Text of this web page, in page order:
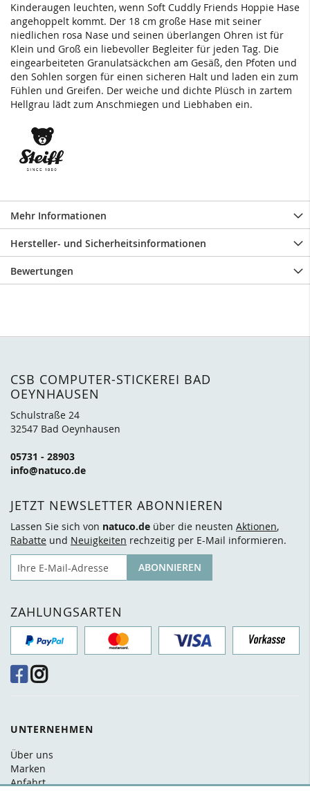
Kinderaugen leuchten, wenn Soft Cuddly Friends Hoppie Hase
angehoppelt kommt. Der 18 cm große Hase mit seiner
niedlichen rosa Nase und seinen überlangen Ohren ist für
Klein und Groß ein liebevoller Begleiter für jeden Tag. Die
eingearbeiteten Granulatsäckchen am Gesäß, den Pfoten und
den Sohlen sorgen für einen sicheren Halt und laden ein zum
Fühlen und Greifen. Der weiche und dichte Plüsch in zartem
Hellgrau lädt zum Anschmiegen und Liebhaben ein.
Mehr Informationen
Hersteller- und Sicherheitsinformationen
Bewertungen
CSB COMPUTER-STICKEREI BAD
OEYNHAUSEN
Schulstraße 24
32547 Bad Oeynhausen
05731 - 28903
info@natuco.de
JETZT NEWSLETTER ABONNIEREN
Lassen Sie sich von natuco.de über die neusten Aktionen,
Rabatte und Neuigkeiten rechzeitig per E-Mail informieren.
ABONNIEREN
ZAHLUNGSARTEN
UNTERNEHMEN
Über uns
Marken
Anfahrt